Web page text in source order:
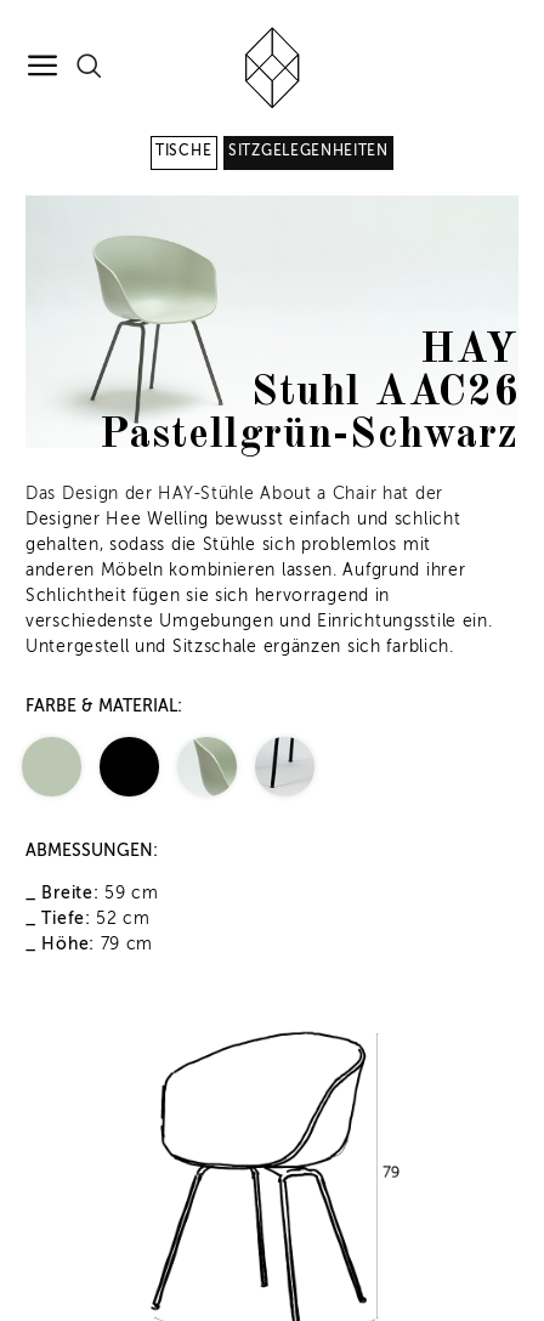
TISCHE SITZGELEGENHEITEN
HAY
Stuhl AAC26
Pastellgrün-Schwarz
Das Design der HAY-Stühle About a Chair hat der
Designer Hee Welling bewusst einfach und schlicht
gehalten, sodass die Stühle sich problemlos mit
anderen Möbeln kombinieren lassen. Aufgrund ihrer
Schlichtheit fügen sie sich hervorragend in
verschiedenste Umgebungen und Einrichtungsstile ein.
Untergestell und Sitzschale ergänzen sich farblich.
FARBE & MATERIAL:
ABMESSUNGEN:
_ Breite: 59 cm
_ Tiefe: 52 cm
_ Höhe:
79 cm